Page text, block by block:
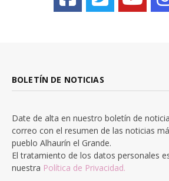
BOLETÍN DE NOTICIAS
Date de alta en nuestro boletín de
correo con el resumen de las noticias
pueblo Alhaurín el Grande.
El tratamiento de los datos personales
nuestra Política de Privacidad.